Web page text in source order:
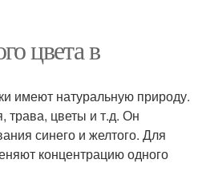
цвета в
имеют натуральную природу.
трава, цветы и т.д. Он
синего и желтого. Для
концентрацию одного